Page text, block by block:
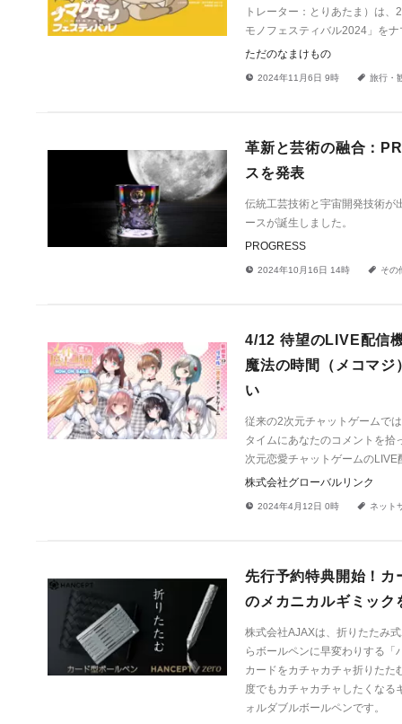
トレーター：とりあたま）は
モノフェスティバル2024」を
ただのなまけもの
! 2024年11月6日 9時 a 旅行・
革新と芸術の融合：
スを発表
伝統工芸技術と宇宙開発技術が
ースが誕生しました。
PROGRESS
! 2024年10月16日 14時 a その
4/12 待望のLIVE配信
魔法の時間（メコマ
い
従来の2次元チャットゲームで
タイムにあなたのコメントを拾
次元恋愛チャットゲームのLIVE
株式会社グローバルリンク
! 2024年4月12日 0時 a ネット
先行予約特典開始！
のメカニカルギミック
株式会社AJAXは、折りたたみ
らボールペンに早変わりする
カードをカチャカチャ折りたた
度でもカチャカチャしたくなる
ォルダブルボールペンです。